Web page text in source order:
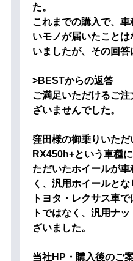
た。
これまでの購入で、
いモノが届いたこと
いましたが、その回答
>BESTからの返答
ご満足いただけるご
ざいませんでした。
窪田様の御乗りいた
RX450h+という車種
ただいたホイールが
く、汎用ホイールとな
トヨタ・レクサス車
トではなく、汎用ナ
ざいました。
当社HP・購入後のご